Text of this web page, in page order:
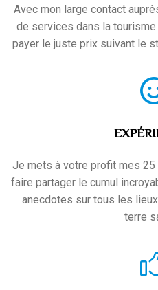
Avec mon large contact
de services dans la
payer le juste prix suivant le
Je mets à votre profit mes
faire partager le cumul
anecdotes sur tous les
terre